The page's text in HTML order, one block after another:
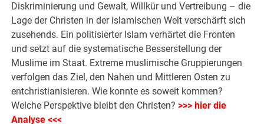
Diskriminierung und Gewalt, Willkür und Vertreibung – die
Lage der Christen in der islamischen Welt verschärft sich
zusehends. Ein politisierter Islam verhärtet die Fronten
und setzt auf die systematische Besserstellung der
Muslime im Staat. Extreme muslimische Gruppierungen
verfolgen das Ziel, den Nahen und Mittleren Osten zu
entchristianisieren. Wie konnte es soweit kommen?
Welche Perspektive bleibt den Christen? >>> hier die
Analyse <<<